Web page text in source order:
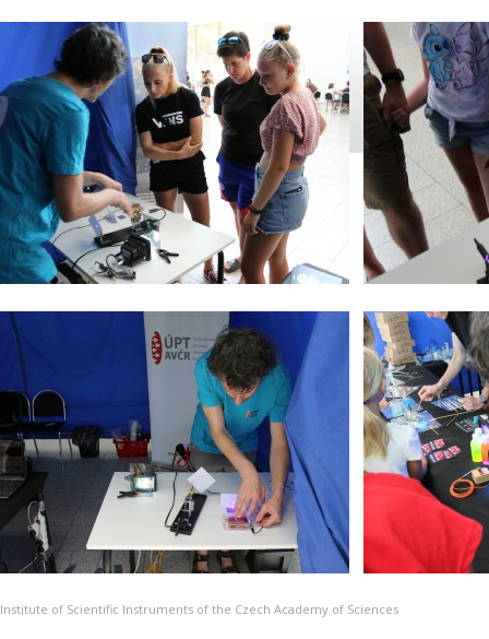
Institute of Scientific Instruments of the Czech Academy of Sciences